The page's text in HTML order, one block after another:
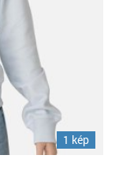
1 kép